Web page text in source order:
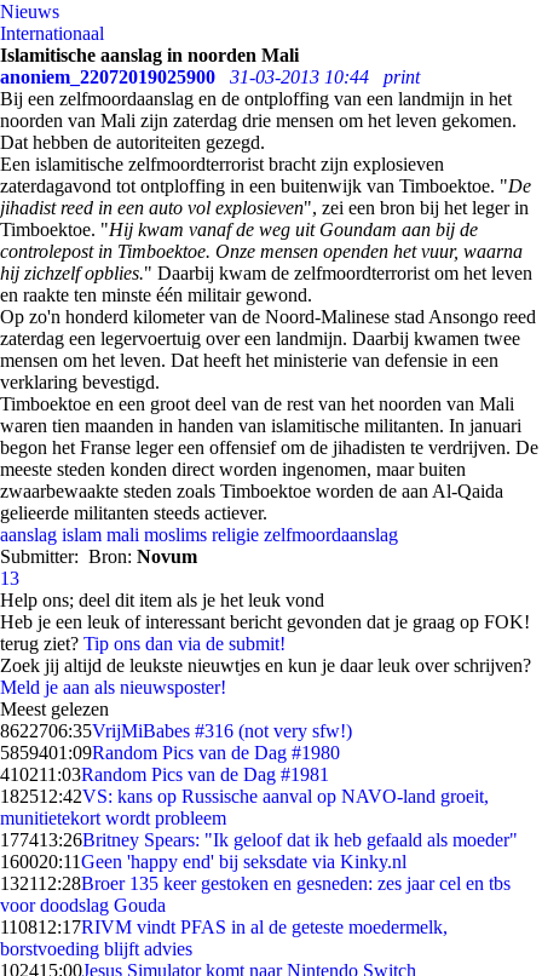
Nieuws
Internationaal
Islamitische aanslag in noorden Mali
anoniem_22072019025900
31-03-2013 10:44
print
Bij een zelfmoordaanslag en de ontploffing van een landmijn in het
noorden van Mali zijn zaterdag drie mensen om het leven gekomen.
Dat hebben de autoriteiten gezegd.
Een islamitische zelfmoordterrorist bracht zijn explosieven
zaterdagavond tot ontploffing in een buitenwijk van Timboektoe. "De
jihadist reed in een auto vol explosieven", zei een bron bij het leger in
Timboektoe. "Hij kwam vanaf de weg uit Goundam aan bij de
controlepost in Timboektoe. Onze mensen openden het vuur, waarna
hij zichzelf opblies." Daarbij kwam de zelfmoordterrorist om het leven
en raakte ten minste één militair gewond.
Op zo'n honderd kilometer van de Noord-Malinese stad Ansongo reed
zaterdag een legervoertuig over een landmijn. Daarbij kwamen twee
mensen om het leven. Dat heeft het ministerie van defensie in een
verklaring bevestigd.
Timboektoe en een groot deel van de rest van het noorden van Mali
waren tien maanden in handen van islamitische militanten. In januari
begon het Franse leger een offensief om de jihadisten te verdrijven. De
meeste steden konden direct worden ingenomen, maar buiten
zwaarbewaakte steden zoals Timboektoe worden de aan Al-Qaida
gelieerde militanten steeds actiever.
aanslag islam mali moslims religie zelfmoordaanslag
Submitter: Bron: Novum
13
Help ons; deel dit item als je het leuk vond
Heb je een leuk of interessant bericht gevonden dat je graag op FOK!
terug ziet? Tip ons dan via de submit!
Zoek jij altijd de leukste nieuwtjes en kun je daar leuk over schrijven?
Meld je aan als nieuwsposter!
Meest gelezen
8622706:35VrijMiBabes #316 (not very sfw!)
5859401:09Random Pics van de Dag #1980
410211:03Random Pics van de Dag #1981
182512:42VS: kans op Russische aanval op NAVO-land groeit,
munitietekort wordt probleem
177413:26Britney Spears: "Ik geloof dat ik heb gefaald als moeder"
160020:11Geen 'happy end' bij seksdate via Kinky.nl
132112:28Broer 135 keer gestoken en gesneden: zes jaar cel en tbs
voor doodslag Gouda
110812:17RIVM vindt PFAS in al de geteste moedermelk,
borstvoeding blijft advies
102415:00Jesus Simulator komt naar Nintendo Switch